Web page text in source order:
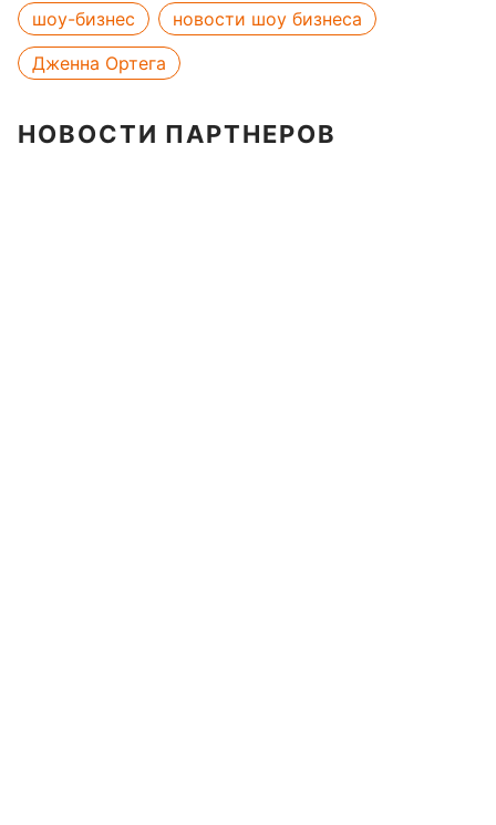
шоу-бизнес
новости шоу бизнеса
Дженна Ортега
НОВОСТИ ПАРТНЕРОВ